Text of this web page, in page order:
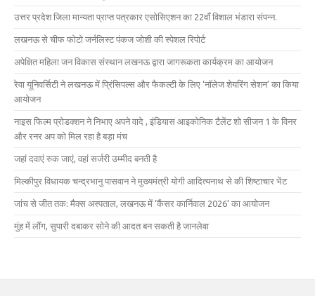
उत्तर प्रदेश जिला मान्यता प्राप्त पत्रकार एसोसिएशन का 22वाँ विशाल भंडारा संपन्न.
लखनऊ से चीफ फोटो जर्नलिस्ट पंकज जोशी की स्पेशल रिपोर्ट
अपेक्षित महिला जन विकास संस्थान लखनऊ द्वारा जागरूकता कार्यक्रम का आयोजन
रेवा यूनिवर्सिटी ने लखनऊ में प्रिंसिपल्स और फैकल्टी के लिए ‘नॉलेज शेयरिंग सेशन’ का किया
आयोजन
नाइस फिल्म प्रोडक्शन ने निभाए अपने वादे , इंडियास आइकोनिक टैलेंट शो सीजन 1 के विनर
और रनर अप को मिल रहा है बड़ा मंच
जहां दवाएं रुक जाएं, वहां सर्जरी उम्मीद बनती है
मिल्कीपुर विधायक चन्द्रभानु पासवान ने मुख्यमंत्री योगी आदित्यनाथ से की शिष्टाचार भेंट
जांच से जीत तक: मैक्स अस्पताल, लखनऊ में ‘कैंसर कार्निवाल 2026’ का आयोजन
मुंह में लौंग, सुपारी दबाकर सोने की आदत बन सकती है जानलेवा